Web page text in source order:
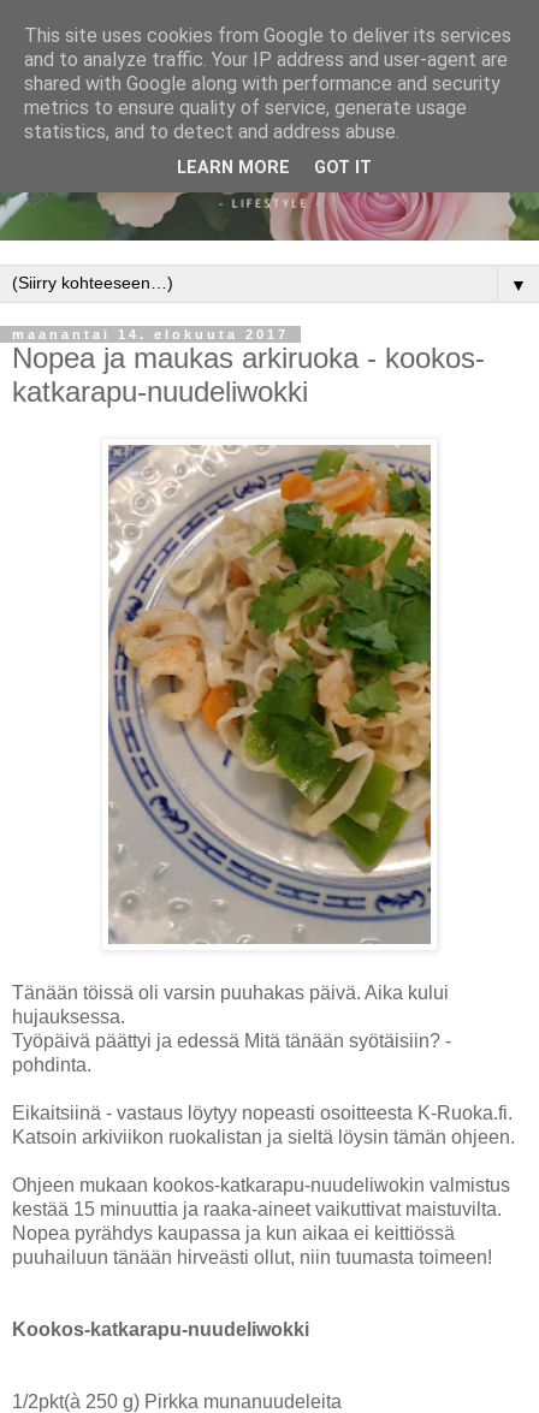
▼
maanantai 14. elokuuta 2017
Nopea ja maukas arkiruoka - kookos-
katkarapu-nuudeliwokki
Tänään töissä oli varsin puuhakas päivä. Aika kului
hujauksessa.
Työpäivä päättyi ja edessä Mitä tänään syötäisiin? -
pohdinta.
Eikaitsiinä - vastaus löytyy nopeasti osoitteesta K-Ruoka.fi.
Katsoin arkiviikon ruokalistan ja sieltä löysin tämän ohjeen.
Ohjeen mukaan kookos-katkarapu-nuudeliwokin valmistus
kestää 15 minuuttia ja raaka-aineet vaikuttivat maistuvilta.
Nopea pyrähdys kaupassa ja kun aikaa ei keittiössä
puuhailuun tänään hirveästi ollut, niin tuumasta toimeen!
Kookos-katkarapu-nuudeliwokki
1/2pkt(à 250 g) Pirkka munanuudeleita
This site uses cookies from Google to deliver its services
and to analyze traffic. Your IP address and user-agent are
shared with Google along with performance and security
metrics to ensure quality of service, generate usage
statistics, and to detect and address abuse.
LEARN MORE GOT IT